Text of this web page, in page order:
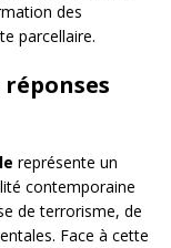
des
parcellaire.
représente un
contemporaine
de terrorisme, de
Face à cette